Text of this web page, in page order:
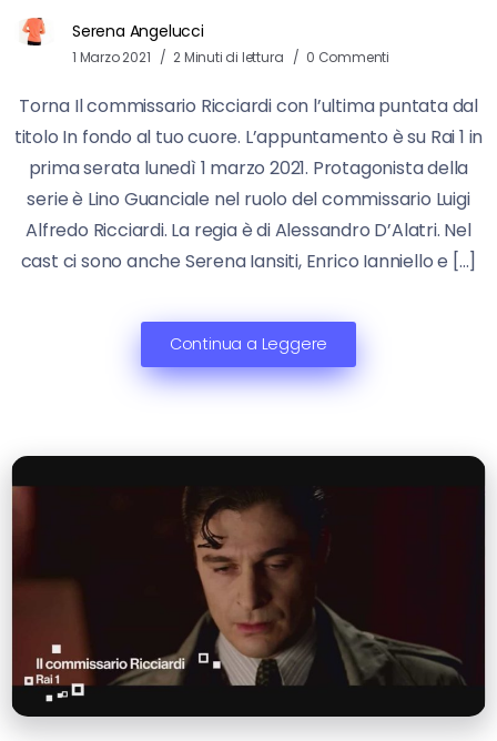
Serena Angelucci
1 Marzo 2021 2 Minuti di lettura 0 Commenti
Torna Il commissario Ricciardi con l’ultima puntata dal
titolo In fondo al tuo cuore. L’appuntamento è su Rai 1 in
prima serata lunedì 1 marzo 2021. Protagonista della
serie è Lino Guanciale nel ruolo del commissario Luigi
Alfredo Ricciardi. La regia è di Alessandro D’Alatri. Nel
cast ci sono anche Serena Iansiti, Enrico Ianniello e […]
Continua a Leggere